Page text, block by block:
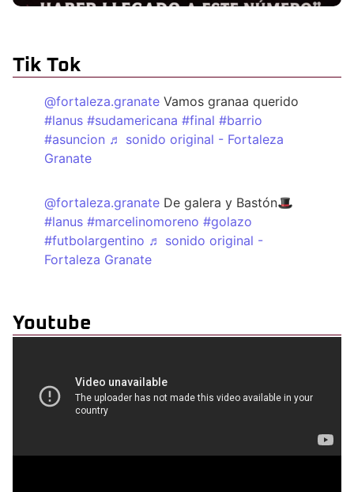
Tik Tok
@fortaleza.granate Vamos granaa querido
#lanus #sudamericana #final #barrio
#asuncion ♬ sonido original - Fortaleza
Granate
@fortaleza.granate De galera y Bastón🎩
#lanus #marcelinomoreno #golazo
#futbolargentino ♬ sonido original -
Fortaleza Granate
Youtube